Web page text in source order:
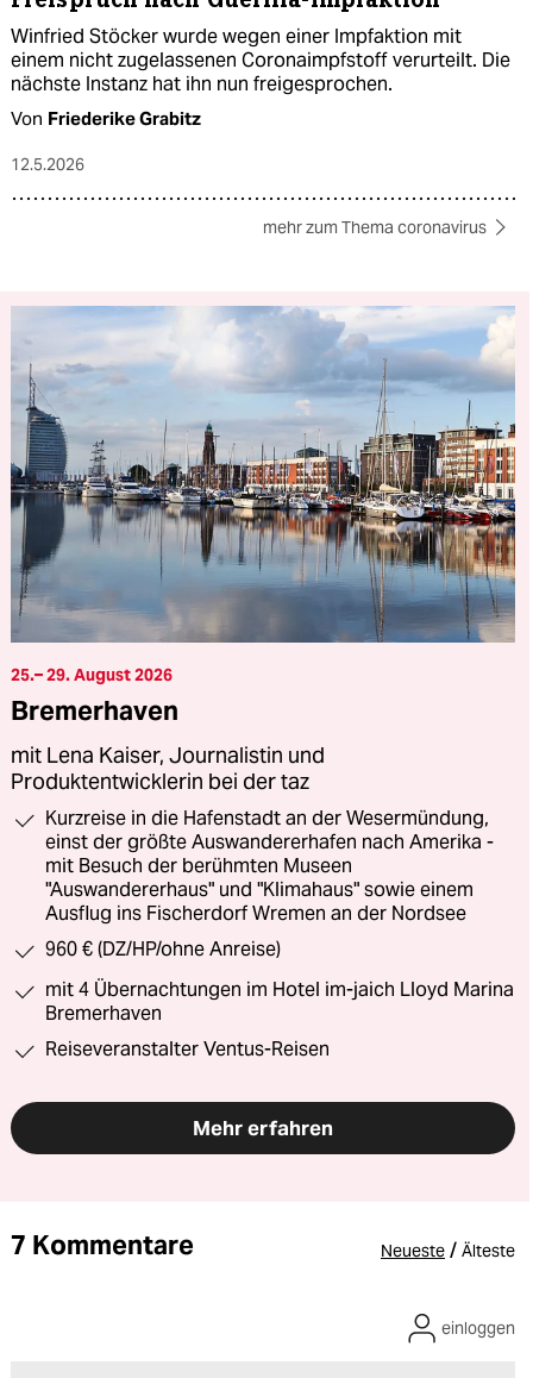
Winfried Stöcker wurde wegen einer Impfaktion mit
einem nicht zugelassenen Coronaimpfstoff verurteilt. Die
nächste Instanz hat ihn nun freigesprochen.
Von Friederike Grabitz
12.5.2026
mehr zum Thema coronavirus
25.– 29. August 2026
Bremerhaven
mit Lena Kaiser, Journalistin und
Produktentwicklerin bei der taz
Kurzreise in die Hafenstadt an der Wesermündung,
einst der größte Auswandererhafen nach Amerika -
mit Besuch der berühmten Museen
"Auswandererhaus" und "Klimahaus" sowie einem
Ausflug ins Fischerdorf Wremen an der Nordsee
960 € (DZ/HP/ohne Anreise)
mit 4 Übernachtungen im Hotel im-jaich Lloyd Marina
Bremerhaven
Reiseveranstalter Ventus-Reisen
Mehr erfahren
7 Kommentare Neueste / Älteste
einloggen